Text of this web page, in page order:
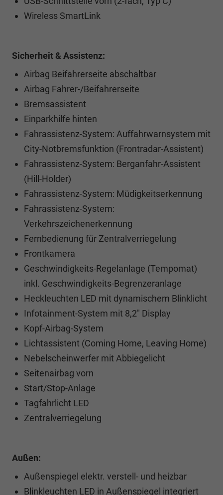
Wireless SmartLink
Sicherheit & Assistenz:
Airbag Beifahrerseite abschaltbar
Airbag Fahrer-/Beifahrerseite
Bremsassistent
Einparkhilfe hinten
Fahrassistenz-System: Auffahrwarnsystem mit
City-Notbremsfunktion (Frontradar-Assistent)
Fahrassistenz-System: Berganfahr-Assistent
(Hill-Holder)
Fahrassistenz-System: Müdigkeitserkennung
Fahrassistenz-System:
Verkehrszeichenerkennung
Fernbedienung für Zentralverriegelung
Frontkamera
Geschwindigkeits-Regelanlage (Tempomat)
inkl. Geschwindigkeits-Begrenzeranlage
Heckleuchten LED mit dynamischem Blinklicht
Infotainment-System mit 8,2" Display
Kopf-Airbag-System
Lichtassistent (Coming Home, Leaving Home)
Nebelscheinwerfer mit Abbiegelicht
Seitenairbag vorn
Start/Stop-Anlage
Tagfahrlicht LED
Zentralverriegelung
Außen:
Außenspiegel elektr. verstell- und heizbar
Blinkleuchten LED in Außenspiegel integriert